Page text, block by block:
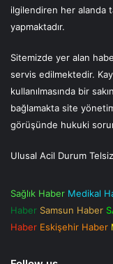
ilgilendiren her alanda
yapmaktadır.
Sitemizde yer alan
servis edilmektedir.
kullanılmasında bir
bağlamakta site
görüşünde hukuki
Ulusal Acil Durum
Sağlık Haber Medikal
Haber Samsun Haber
Haber Eskişehir Haber